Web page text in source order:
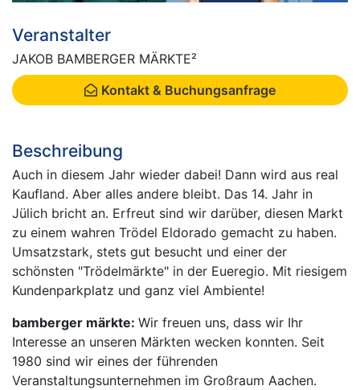
Veranstalter
JAKOB BAMBERGER MÄRKTE²
Kontakt & Buchungsanfrage
Beschreibung
Auch in diesem Jahr wieder dabei! Dann wird aus real
Kaufland. Aber alles andere bleibt. Das 14. Jahr in
Jülich bricht an. Erfreut sind wir darüber, diesen Markt
zu einem wahren Trödel Eldorado gemacht zu haben.
Umsatzstark, stets gut besucht und einer der
schönsten "Trödelmärkte" in der Eueregio. Mit riesigem
Kundenparkplatz und ganz viel Ambiente!
bamberger märkte: Wir freuen uns, dass wir Ihr
Interesse an unseren Märkten wecken konnten. Seit
1980 sind wir eines der führenden
Veranstaltungsunternehmen im Großraum Aachen.